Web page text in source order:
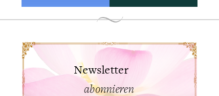
abonnieren
Newsletter